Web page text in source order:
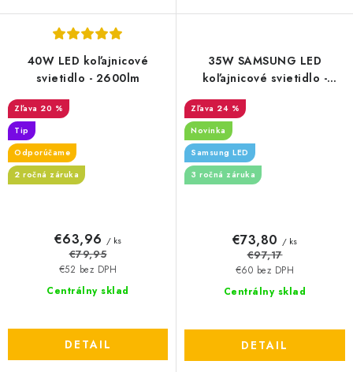
40W LED koľajnicové
svietidlo - 2600lm
20 %
Tip
Odporúčame
2 ročná záruka
Centrálny sklad
€52 bez DPH
€63,96 / ks
€79,95
DETAIL
35W SAMSUNG LED
koľajnicové svietidlo -
24 %
Novinka
Samsung LED
3 ročná záruka
Centrálny sklad
€60 bez DPH
€73,80 / ks
€97,17
DETAIL